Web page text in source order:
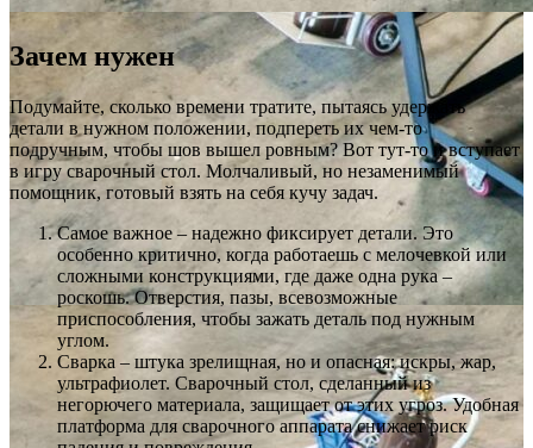
Зачем нужен
Подумайте, сколько времени тратите, пытаясь удержать
детали в нужном положении, подпереть их чем-то
подручным, чтобы шов вышел ровным? Вот тут-то и вступает
в игру сварочный стол. Молчаливый, но незаменимый
помощник, готовый взять на себя кучу задач.
Самое важное – надежно фиксирует детали. Это
особенно критично, когда работаешь с мелочевкой или
сложными конструкциями, где даже одна рука –
роскошь. Отверстия, пазы, всевозможные
приспособления, чтобы зажать деталь под нужным
углом.
Сварка – штука зрелищная, но и опасная: искры, жар,
ультрафиолет. Сварочный стол, сделанный из
негорючего материала, защищает от этих угроз. Удобная
платформа для сварочного аппарата снижает риск